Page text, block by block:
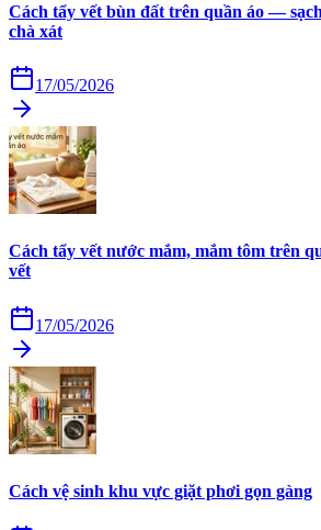
Cách tẩy vết bùn đất trên quần áo —
chà xát
17/05/2026
Cách tẩy vết nước mắm, mắm tôm trên
vết
17/05/2026
Cách vệ sinh khu vực giặt phơi gọn gàng